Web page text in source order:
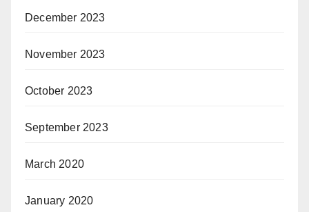
December 2023
November 2023
October 2023
September 2023
March 2020
January 2020